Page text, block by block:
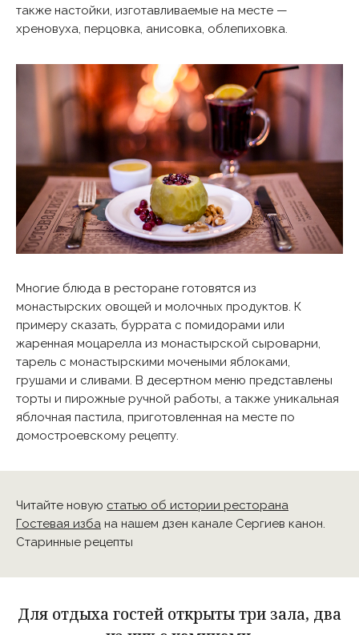
также настойки, изготавливаемые на месте —
хреновуха, перцовка, анисовка, облепиховка.
Многие блюда в ресторане готовятся из
монастырских овощей и молочных продуктов. К
примеру сказать, буррата с помидорами или
жаренная моцарелла из монастырской сыроварни,
тарель с монастырскими мочеными яблоками,
грушами и сливами. В десертном меню представлены
торты и пирожные ручной работы, а также уникальная
яблочная пастила, приготовленная на месте по
домостроевскому рецепту.
Читайте новую статью об истории ресторана
Гостевая изба на нашем дзен канале Сергиев канон.
Старинные рецепты
Для отдыха гостей открыты три зала, два